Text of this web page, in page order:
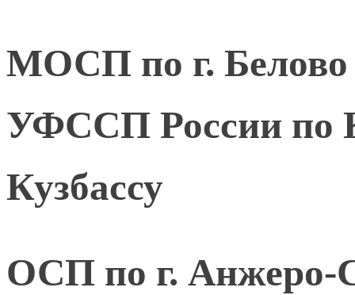
МОСП по г. Белово
УФССП России по
Кузбассу
ОСП по г.